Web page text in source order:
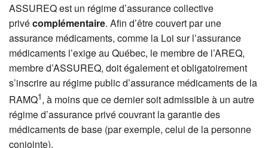
ASSUREQ est un régime d’assurance collective
privécomplémentaire. Afin d’être couvert par une
assurance médicaments, comme la Loi sur l’assurance
médicaments l’exige au Québec, le membre de l’AREQ,
membre d’ASSUREQ, doit également et obligatoirement
s’inscrire au régime public d’assurance médicaments de la
RAMQ1, à moins que ce dernier soit admissible à un autre
régime d’assurance privé couvrant la garantie des
médicaments de base (par exemple, celui de la personne
conjointe).